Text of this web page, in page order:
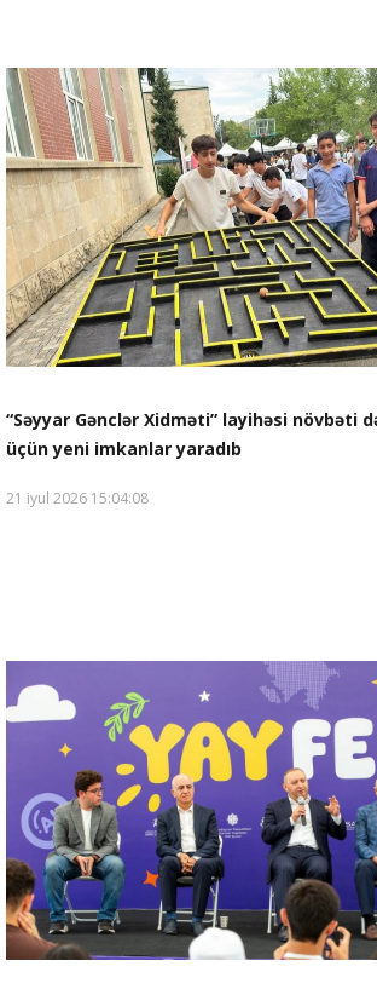
“Səyyar Gənclər Xidməti” layihəsi növbəti
üçün yeni imkanlar yaradıb
21 iyul 2026 15:04:08